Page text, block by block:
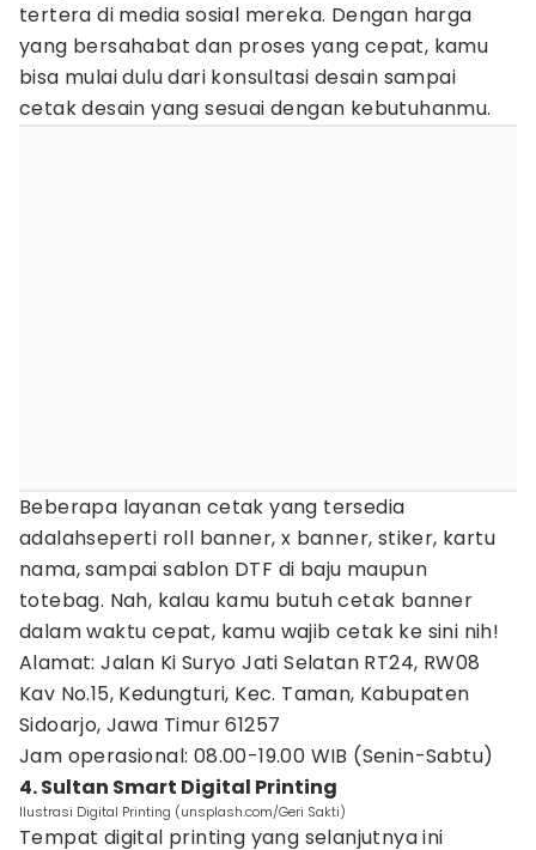
tertera di media sosial mereka. Dengan harga
yang bersahabat dan proses yang cepat, kamu
bisa mulai dulu dari konsultasi desain sampai
cetak desain yang sesuai dengan kebutuhanmu.
Beberapa layanan cetak yang tersedia
adalahseperti roll banner, x banner, stiker, kartu
nama, sampai sablon DTF di baju maupun
totebag. Nah, kalau kamu butuh cetak banner
dalam waktu cepat, kamu wajib cetak ke sini nih!
Alamat: Jalan Ki Suryo Jati Selatan RT24, RW08
Kav No.15, Kedungturi, Kec. Taman, Kabupaten
Sidoarjo, Jawa Timur 61257
Jam operasional: 08.00-19.00 WIB (Senin-Sabtu)
4. Sultan Smart Digital Printing
Ilustrasi Digital Printing (unsplash.com/Geri Sakti)
Tempat digital printing yang selanjutnya ini